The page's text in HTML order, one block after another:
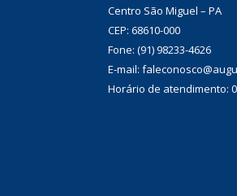
Centro São Miguel – PA
CEP: 68610-000
Fone: (91) 98233-4626
E-mail:
Horário de atendimento: